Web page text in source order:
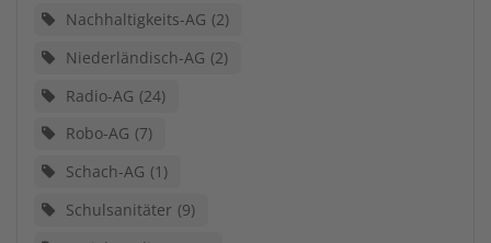
Nachhaltigkeits-AG 2
Niederländisch-AG 2
Radio-AG 24
Robo-AG 7
Schach-AG 1
Schulsanitäter 9